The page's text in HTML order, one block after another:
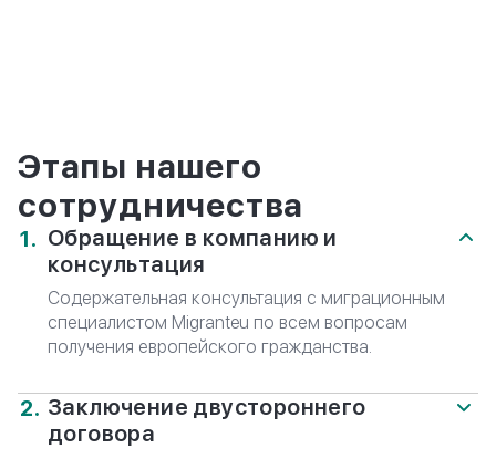
Этапы нашего
сотрудничества
Обращение в компанию и
консультация
Содержательная консультация с миграционным
специалистом Migranteu по всем вопросам
получения европейского гражданства.
Заключение двустороннего
договора